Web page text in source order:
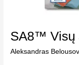
SA8™ Visų
Aleksandras